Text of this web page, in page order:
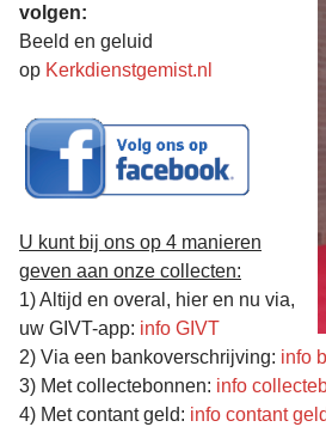
volgen:
Beeld en geluid
op Kerkdienstgemist.nl
U kunt bij ons op 4 manieren
geven aan onze collecten:
1) Altijd en overal, hier en nu via,
uw GIVT-app: info GIVT
2) Via een bankoverschrijving: info
3) Met collectebonnen: info
4) Met contant geld: info contant